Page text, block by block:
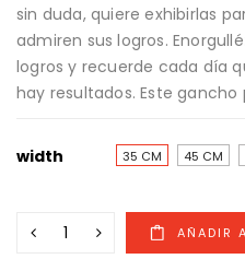
sin duda, quiere exhibirlas
admiren sus logros.
logros y recuerde cada día
hay resultados. Este gancho
width 35 CM 45 CM